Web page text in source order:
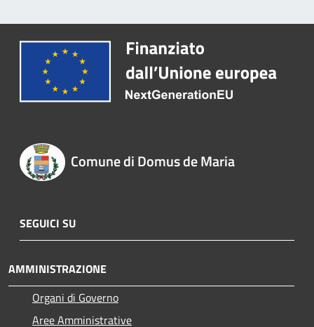
Comune di Domus de Maria
SEGUICI SU
AMMINISTRAZIONE
Organi di Governo
Aree Amministrative